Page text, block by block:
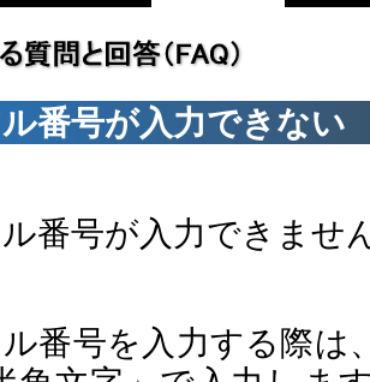
番号が入力できない
番号が入力できませ
番号を入力する際は